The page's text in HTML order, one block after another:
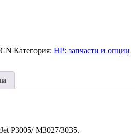
Категория: HP: запчасти и опции
P3005/ M3027/3035.